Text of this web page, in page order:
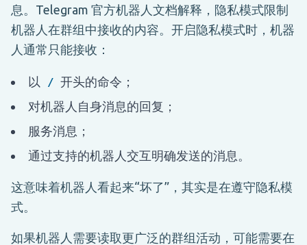
息。Telegram 官方机器人文档解释，隐私模式限制
机器人在群组中接收的内容。开启隐私模式时，机器
人通常只能接收：
以 / 开头的命令；
对机器人自身消息的回复；
服务消息；
通过支持的机器人交互明确发送的消息。
这意味着机器人看起来“坏了”，其实是在遵守隐私模
式。
如果机器人需要读取更广泛的群组活动，可能需要在